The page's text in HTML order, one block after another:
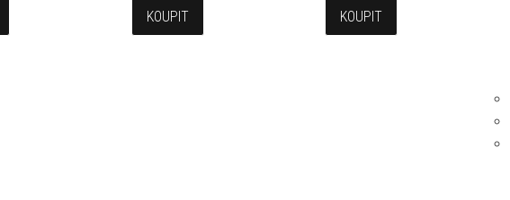
KOUPIT KOUPIT